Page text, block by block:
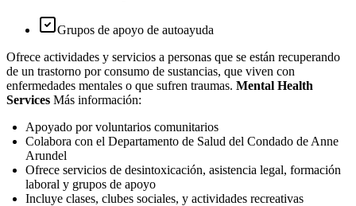
Grupos de apoyo de autoayuda
Ofrece actividades y servicios a personas que se están recuperando
de un trastorno por consumo de sustancias, que viven con
enfermedades mentales o que sufren traumas. Mental Health
Services Más información:
Apoyado por voluntarios comunitarios
Colabora con el Departamento de Salud del Condado de Anne
Arundel
Ofrece servicios de desintoxicación, asistencia legal, formación
laboral y grupos de apoyo
Incluye clases, clubes sociales, y actividades recreativas